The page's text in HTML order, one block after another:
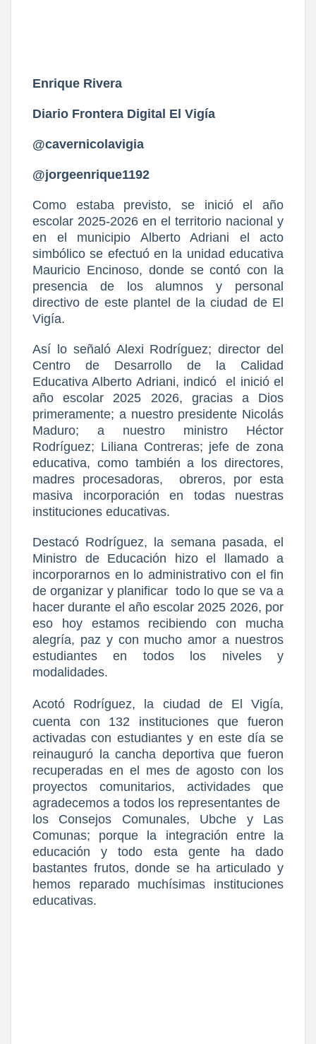
Enrique Rivera
Diario Frontera Digital El Vigía
@cavernicolavigia
@jorgeenrique1192
Como estaba previsto, se inició el año
escolar 2025-2026 en el territorio nacional y
en el municipio Alberto Adriani el acto
simbólico se efectuó en la unidad educativa
Mauricio Encinoso, donde se contó con la
presencia de los alumnos y personal
directivo de este plantel de la ciudad de El
Vigía.
Así lo señaló Alexi Rodríguez; director del
Centro de Desarrollo de la Calidad
Educativa Alberto Adriani, indicó
el inició el
año escolar 2025 2026, gracias a Dios
primeramente; a nuestro presidente Nicolás
Maduro; a nuestro ministro Héctor
Rodríguez; Liliana Contreras; jefe de zona
educativa, como también a los directores,
madres procesadoras,
obreros, por esta
masiva incorporación en todas nuestras
instituciones educativas.
Destacó Rodríguez, la semana pasada, el
Ministro de Educación hizo el llamado a
incorporarnos en lo administrativo con el fin
de organizar y planificar todo lo que se va a
hacer durante el año escolar 2025 2026, por
eso hoy estamos recibiendo con mucha
alegría, paz y con mucho amor a nuestros
estudiantes en todos los niveles y
modalidades.
Acotó Rodríguez, la ciudad de El Vigía,
cuenta con 132 instituciones que fueron
activadas con estudiantes y en este día se
reinauguró la cancha deportiva que fueron
recuperadas en el mes de agosto con los
proyectos comunitarios, actividades que
agradecemos a todos los representantes de
los Consejos Comunales, Ubche y Las
Comunas; porque la integración entre la
educación y todo esta gente ha dado
bastantes frutos, donde se ha articulado y
hemos reparado muchísimas instituciones
educativas.